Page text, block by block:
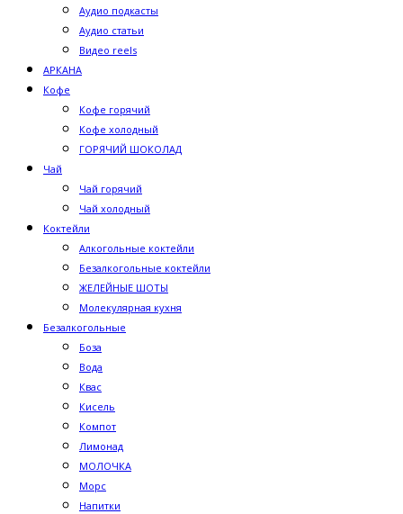
Аудио подкасты
Аудио статьи
Видео reels
АРКАНА
Кофе
Кофе горячий
Кофе холодный
ГОРЯЧИЙ ШОКОЛАД
Чай
Чай горячий
Чай холодный
Коктейли
Алкогольные коктейли
Безалкогольные коктейли
ЖЕЛЕЙНЫЕ ШОТЫ
Молекулярная кухня
Безалкогольные
Боза
Вода
Квас
Кисель
Компот
Лимонад
МОЛОЧКА
Морс
Напитки